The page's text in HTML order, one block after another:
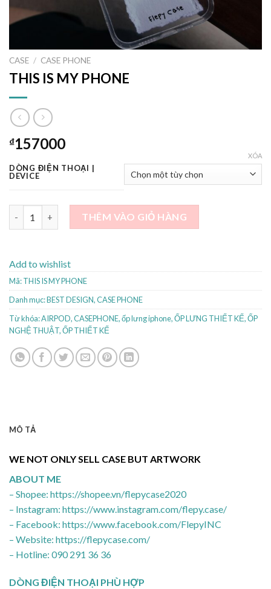
CASE / CASE PHONE
THIS IS MY PHONE
₫157000
DÒNG ĐIỆN THOẠI |
DEVICE
XÓA
THIS IS MY PHONE số lượngTHÊM VÀO GIỎ HÀNG
Add to wishlist
Mã:THIS IS MY PHONE
Danh mục:BEST DESIGN,CASE PHONE
Từ khóa:AIRPOD,CASEPHONE,ốp lưng iphone,ỐP LƯNG THIẾT KẾ,ỐP
NGHỆ THUẬT,ỐP THIẾT KẾ
MÔ TẢ
WE NOT ONLY SELL CASE BUT ARTWORK
ABOUT ME
– Shopee: https://shopee.vn/flepycase2020
– Instagram: https://www.instagram.com/flepy.case/
– Facebook: https://www.facebook.com/FlepyINC
– Website: https://flepycase.com/
– Hotline: 090 291 36 36
DÒNG ĐIỆN THOẠI PHÙ HỢP